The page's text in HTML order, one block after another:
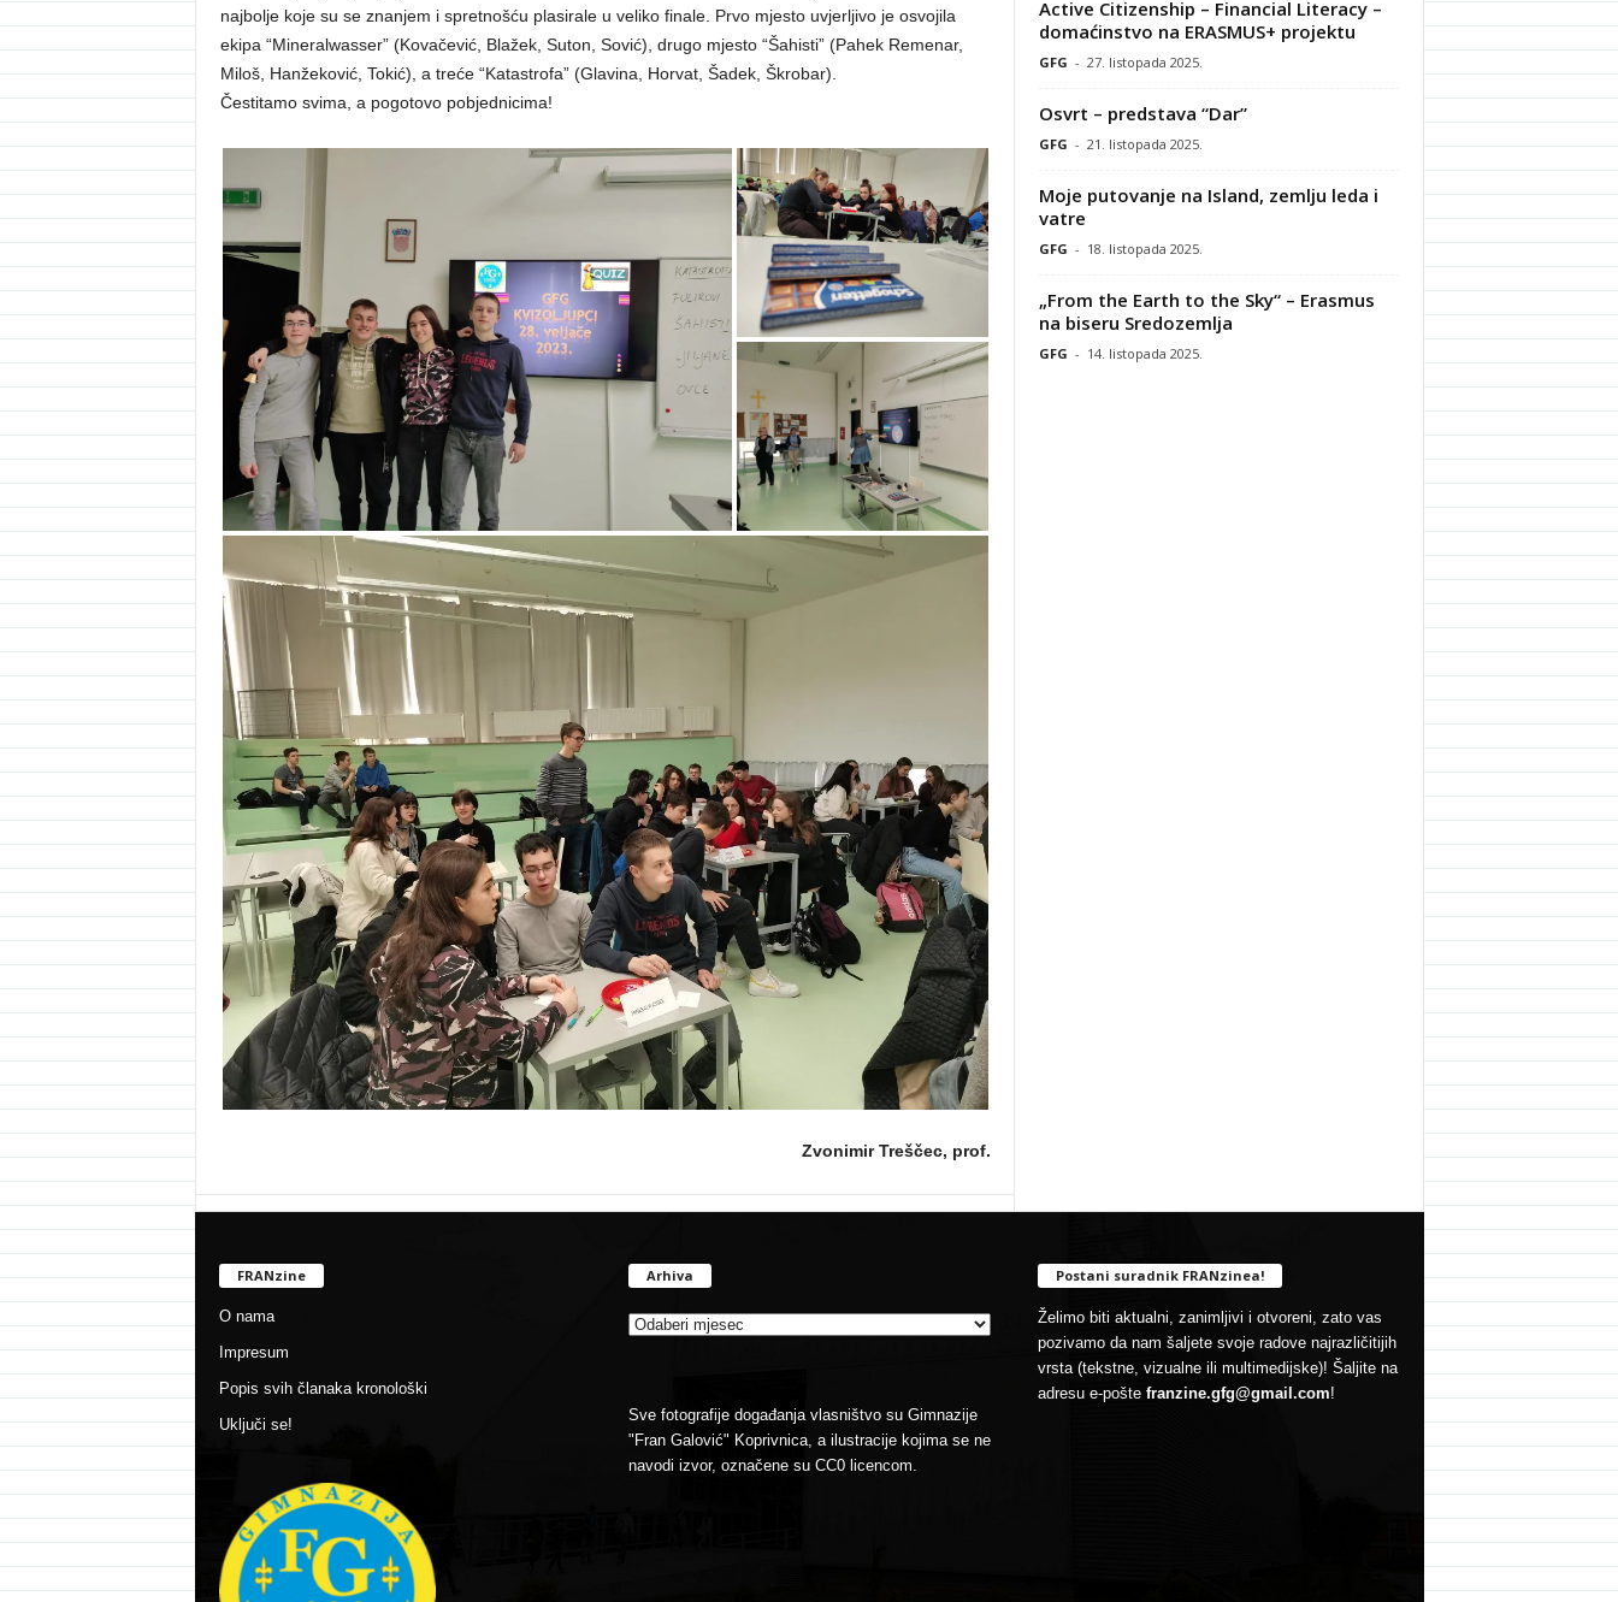
najbolje koje su se znanjem i spretnošću plasirale u veliko finale. Prvo mjesto uvjerljivo je osvojila
ekipa “Mineralwasser” (Kovačević, Blažek, Suton, Sović), drugo mjesto “Šahisti” (Pahek Remenar,
Miloš, Hanžeković, Tokić), a treće “Katastrofa” (Glavina, Horvat, Šadek, Škrobar).
Čestitamo svima, a pogotovo pobjednicima!
Zvonimir Treščec, prof.
Active Citizenship – Financial Literacy –
domaćinstvo na ERASMUS+ projektu
GFG - 27. listopada 2025.
Osvrt – predstava “Dar”
GFG - 21. listopada 2025.
Moje putovanje na Island, zemlju leda i
vatre
GFG - 18. listopada 2025.
„From the Earth to the Sky“ – Erasmus
na biseru Sredozemlja
GFG - 14. listopada 2025.
FRANzine
O nama
Impresum
Popis svih članaka kronološki
Uključi se!
Arhiva
Sve fotografije događanja vlasništvo su Gimnazije
"Fran Galović" Koprivnica, a ilustracije kojima se ne
navodi izvor, označene su CC0 licencom.
Postani suradnik FRANzinea!
Želimo biti aktualni, zanimljivi i otvoreni, zato vas
pozivamo da nam šaljete svoje radove najrazličitijih
vrsta (tekstne, vizualne ili multimedijske)! Šaljite na
adresu e-pošte franzine.gfg@gmail.com!